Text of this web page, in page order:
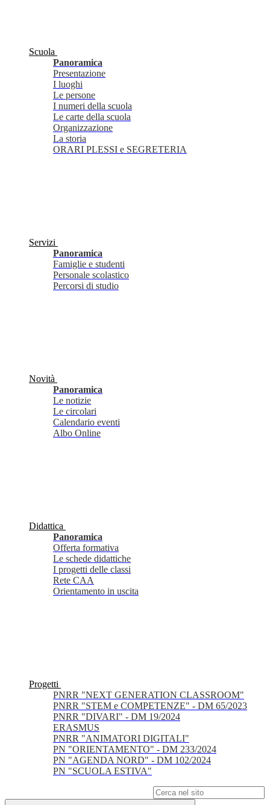
Scuola
Panoramica
Presentazione
I luoghi
Le persone
I numeri della scuola
Le carte della scuola
Organizzazione
La storia
ORARI PLESSI e SEGRETERIA
Servizi
Panoramica
Famiglie e studenti
Personale scolastico
Percorsi di studio
Novità
Panoramica
Le notizie
Le circolari
Calendario eventi
Albo Online
Didattica
Panoramica
Offerta formativa
Le schede didattiche
I progetti delle classi
Rete CAA
Orientamento in uscita
Progetti
PNRR "NEXT GENERATION CLASSROOM"
PNRR "STEM e COMPETENZE" - DM 65/2023
PNRR "DIVARI" - DM 19/2024
ERASMUS
PNRR "ANIMATORI DIGITALI"
PN "ORIENTAMENTO" - DM 233/2024
PN "AGENDA NORD" - DM 102/2024
PN "SCUOLA ESTIVA"